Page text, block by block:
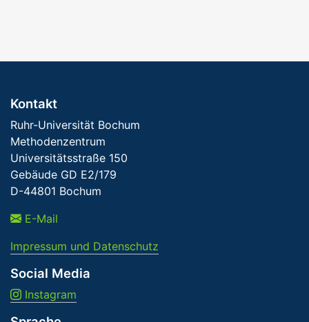
Kontakt
Ruhr-Universität Bochum
Methodenzentrum
Universitätsstraße 150
Gebäude GD E2/179
D-44801 Bochum
E-Mail
Impressum und Datenschutz
Social Media
Instagram